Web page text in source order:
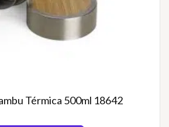
Térmica 500ml 18642